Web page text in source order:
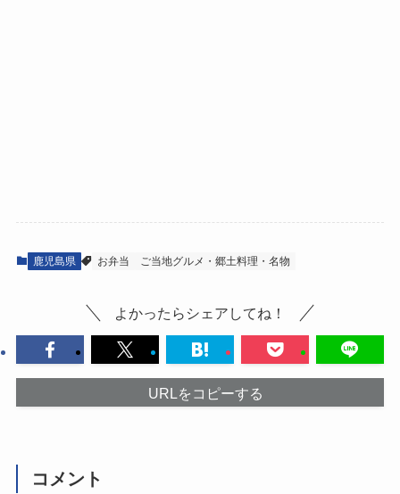
鹿児島県 お弁当 ご当地グルメ・郷土料理・名物
よかったらシェアしてね！
URLをコピーする
コメント